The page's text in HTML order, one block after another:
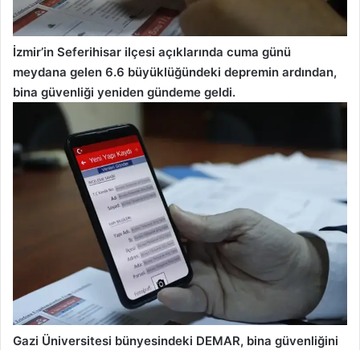
İzmir’in Seferihisar ilçesi açıklarında cuma günü
meydana gelen 6.6 büyüklüğündeki depremin ardından,
bina güvenliği yeniden gündeme geldi.
Gazi Üniversitesi bünyesindeki DEMAR, bina güvenliğini